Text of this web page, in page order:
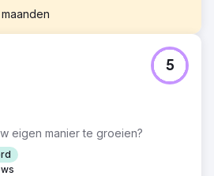
maanden
gevestigd in Brisbane. De
met het motief om zaken te doen
Website is statisch. 2.) Er is
3.) Geen backlinkprofiel. 4.)
eigen manier te groeien?
5